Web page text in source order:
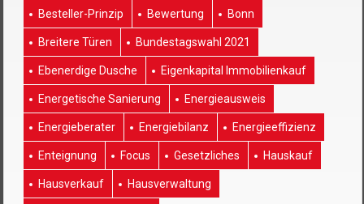
Besteller-Prinzip Bewertung Bonn
Breitere Türen Bundestagswahl 2021
Ebenerdige Dusche Eigenkapital Immobilienkauf
Energetische Sanierung Energieausweis
Energieberater Energiebilanz Energieeffizienz
Enteignung Focus Gesetzliches Hauskauf
Hausverkauf Hausverwaltung